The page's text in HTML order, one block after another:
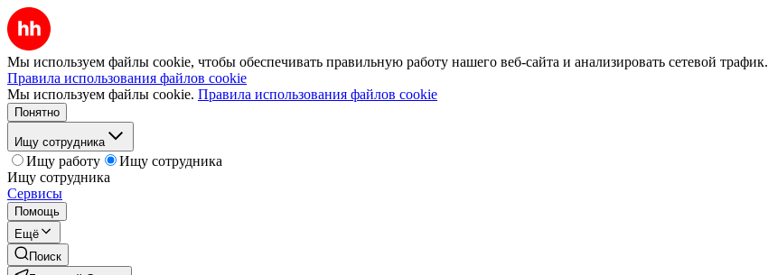
Мы используем файлы cookie, чтобы обеспечивать правильную работу нашего веб-сайта и анализировать сетевой трафик.
Правила использования файлов cookie
Мы используем файлы cookie. Правила использования файлов cookie
Понятно
Ищу сотрудника
Ищу работу
Ищу сотрудника
Ищу сотрудника
Сервисы
Помощь
Ещё
Поиск